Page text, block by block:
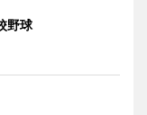
野球